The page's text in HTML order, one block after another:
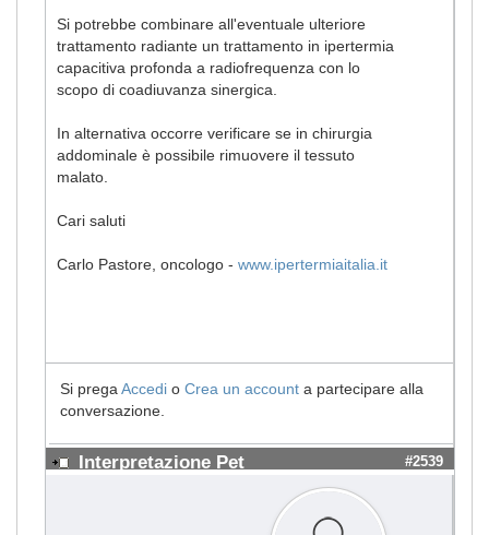
Si potrebbe combinare all'eventuale ulteriore
trattamento radiante un trattamento in ipertermia
capacitiva profonda a radiofrequenza con lo
scopo di coadiuvanza sinergica.
In alternativa occorre verificare se in chirurgia
addominale è possibile rimuovere il tessuto
malato.
Cari saluti
Carlo Pastore, oncologo - www.ipertermiaitalia.it
Si prega Accedi o Crea un account a partecipare alla
conversazione.
Interpretazione Pet #2539